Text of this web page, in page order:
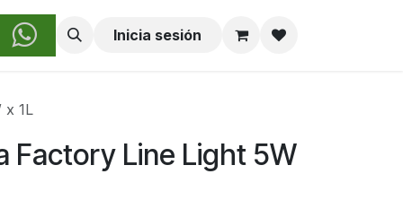
Nosotros Inicia sesión
x 1L
Factory Line Light 5W